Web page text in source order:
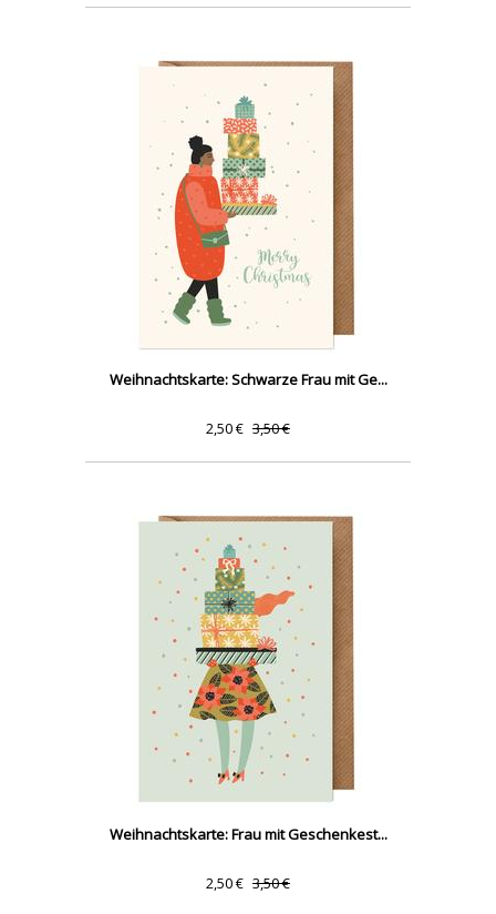
Weihnachtskarte: Schwarze Frau mit Ge...
2,50 € 3,50 €
Weihnachtskarte: Frau mit Geschenkest...
2,50 € 3,50 €